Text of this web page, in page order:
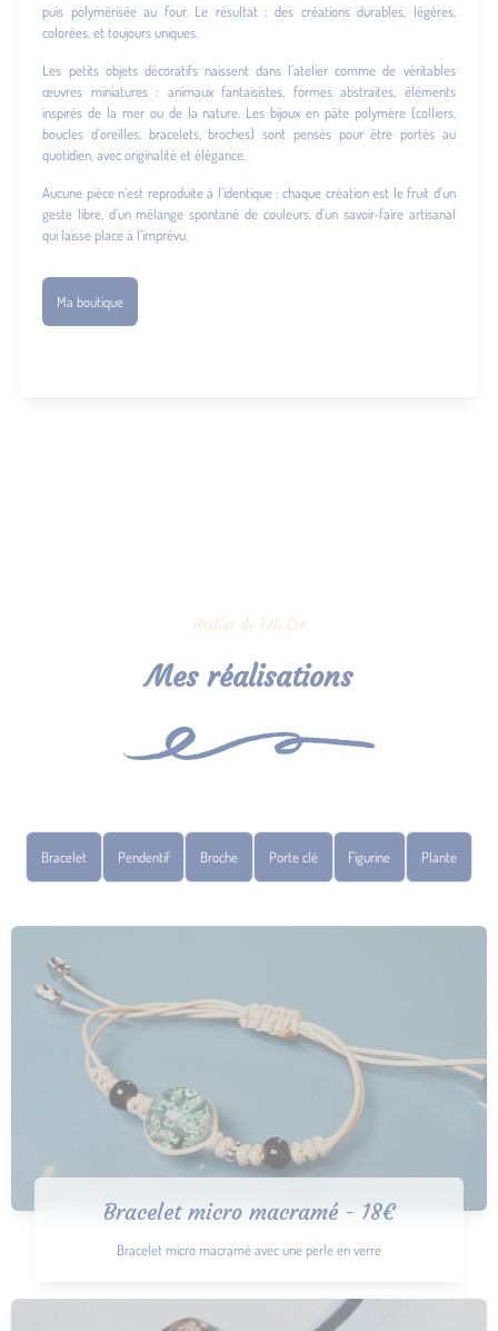
puis polymérisée au four. Le résultat : des créations durables, légères,
colorées, et toujours uniques.
Les petits objets décoratifs naissent dans l’atelier comme de véritables
œuvres miniatures : animaux fantaisistes, formes abstraites, éléments
inspirés de la mer ou de la nature. Les bijoux en pâte polymère (colliers,
boucles d’oreilles, bracelets, broches) sont pensés pour être portés au
quotidien, avec originalité et élégance.
Aucune pièce n’est reproduite à l’identique : chaque création est le fruit d’un
geste libre, d’un mélange spontané de couleurs, d’un savoir-faire artisanal
qui laisse place à l’imprévu.
Ma boutique
Atelier de Féli.Cie
Mes réalisations
Bracelet Pendentif Broche Porte clé Figurine Plante
Bracelet micro macramé - 18€
Bracelet micro macramé avec une perle en verre